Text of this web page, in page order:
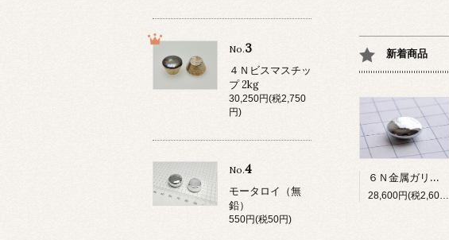
新着商品
６Ｎ金属ガリウム(5g)
No.3
４Ｎビスマスチッ
プ 2kg
30,250円(税2,750
円)
No.4
モータロイ（無
鉛）
550円(税50円)